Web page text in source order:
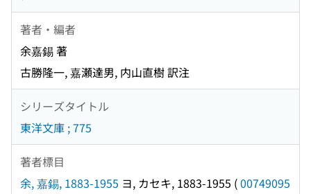
著者・編者
余嘉錫 著
古勝隆一, 嘉瀬達男, 内山直樹 訳注
シリーズタイトル
東洋文庫 ; 775
著者標目
余, 嘉錫, 1883-1955 ヨ, カセキ, 1883-1955 (00749095